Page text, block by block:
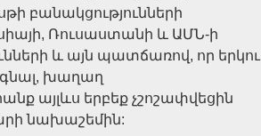
բանակցությունների
Ռուսաստանի և ԱՄՆ-ի
և այն պատճառով, որ երկու
գնալ, խաղաղ
այլևս երբեք չշոշափվեցին
նախաշեմին: